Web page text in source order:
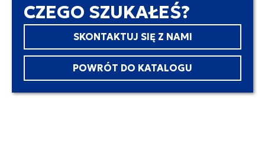
CZEGO SZUKAŁEŚ?
SKONTAKTUJ SIĘ Z NAMI
POWRÓT DO KATALOGU